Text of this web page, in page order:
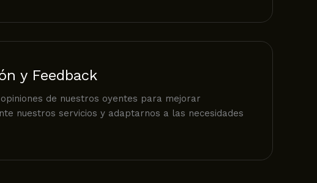
y Feedback
de nuestros oyentes para mejorar
nuestros servicios y adaptarnos a las necesidades